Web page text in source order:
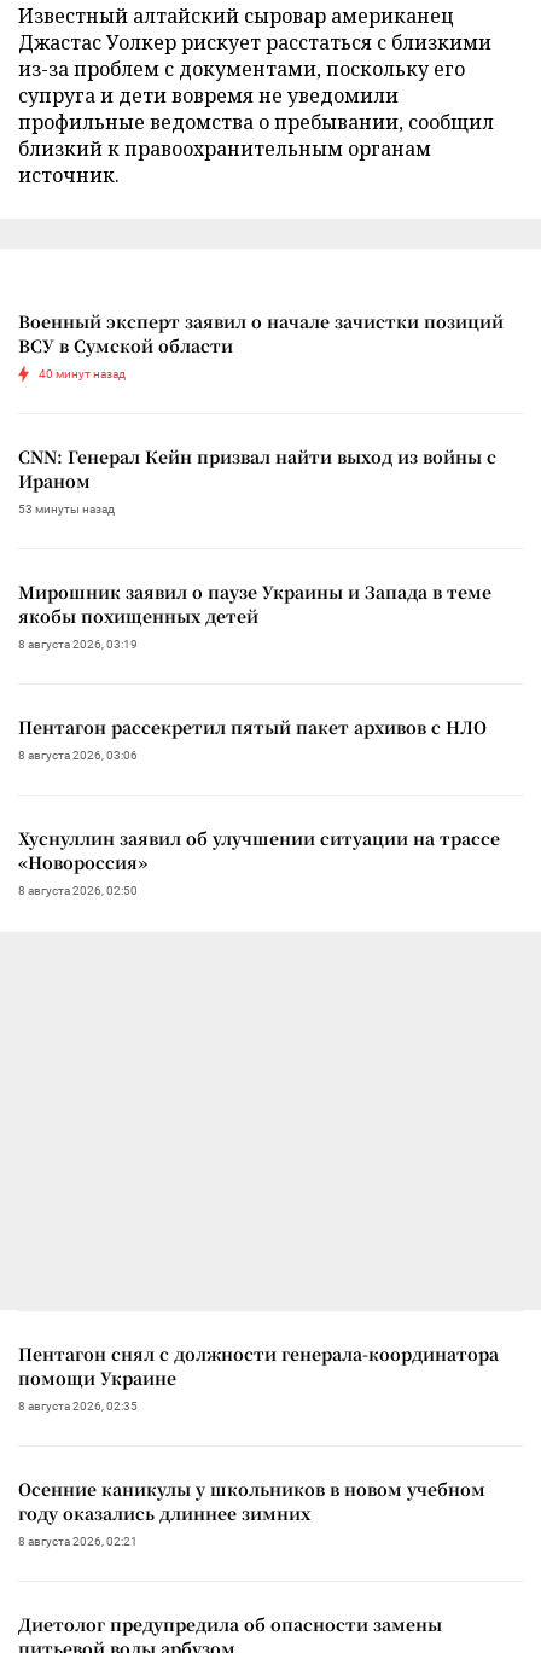
Известный алтайский сыровар американец
Джастас Уолкер рискует расстаться с близкими
из-за проблем с документами, поскольку его
супруга и дети вовремя не уведомили
профильные ведомства о пребывании, сообщил
близкий к правоохранительным органам
источник.
Военный эксперт заявил о начале зачистки позиций
ВСУ в Сумской области
40 минут назад
CNN: Генерал Кейн призвал найти выход из войны с
Ираном
53 минуты назад
Мирошник заявил о паузе Украины и Запада в теме
якобы похищенных детей
8 августа 2026, 03:19
Пентагон рассекретил пятый пакет архивов с НЛО
8 августа 2026, 03:06
Хуснуллин заявил об улучшении ситуации на трассе
«Новороссия»
8 августа 2026, 02:50
Пентагон снял с должности генерала-координатора
помощи Украине
8 августа 2026, 02:35
Осенние каникулы у школьников в новом учебном
году оказались длиннее зимних
8 августа 2026, 02:21
Диетолог предупредила об опасности замены
питьевой воды арбузом